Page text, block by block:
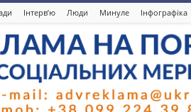
Інтерв’ю Люди Минуле Інфографіка